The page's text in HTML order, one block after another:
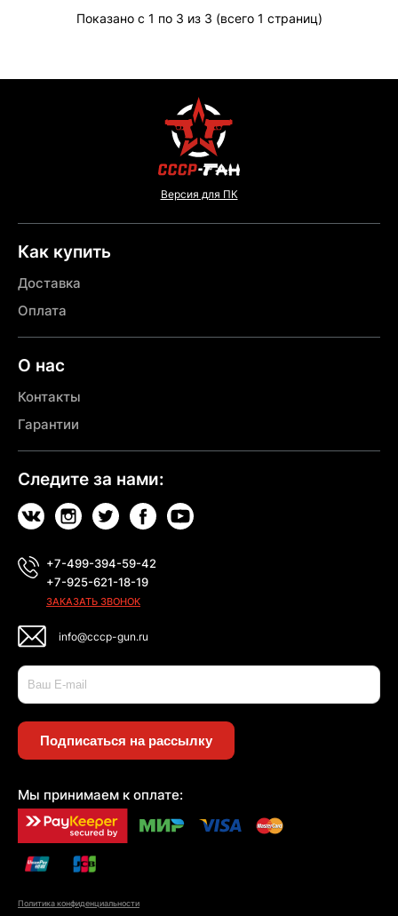
Показано с 1 по 3 из 3 (всего 1 страниц)
Версия для ПК
Как купить
Доставка
Оплата
О нас
Контакты
Гарантии
Следите за нами:
+7-499-394-59-42
+7-925-621-18-19
ЗАКАЗАТЬ ЗВОНОК
info@cccp-gun.ru
Подписаться на рассылку
Мы принимаем к оплате:
Политика конфиденциальности